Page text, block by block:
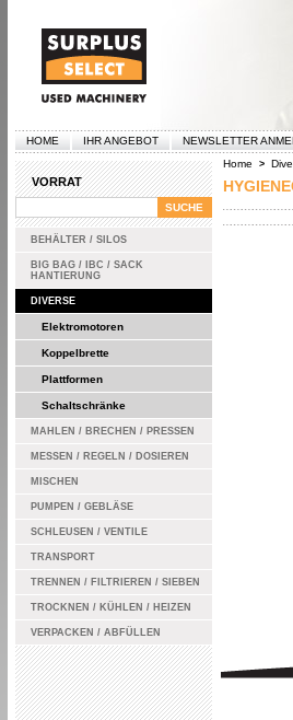
HOME IHR ANGEBOT NEWSLETTER
VORRAT
BEHÄLTER / SILOS
BIG BAG / IBC / SACK
HANTIERUNG
DIVERSE
Elektromotoren
Koppelbrette
Plattformen
Schaltschränke
MAHLEN / BRECHEN / PRESSEN
MESSEN / REGELN / DOSIEREN
MISCHEN
PUMPEN / GEBLÄSE
SCHLEUSEN / VENTILE
TRANSPORT
TRENNEN / FILTRIEREN / SIEBEN
TROCKNEN / KÜHLEN / HEIZEN
VERPACKEN / ABFÜLLEN
Home >